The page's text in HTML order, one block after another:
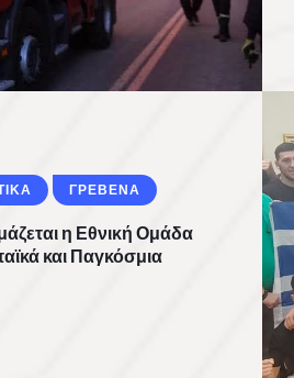
ΓΡΕΒΕΝΑ
η Εθνική Ομάδα
και Παγκόσμια